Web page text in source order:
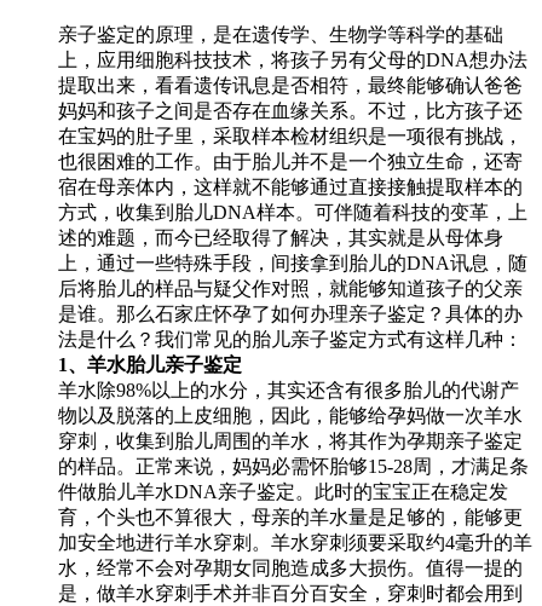
亲子鉴定的原理，是在遗传学、生物学等科学的基础
上，应用细胞科技技术，将孩子另有父母的DNA想办法
提取出来，看看遗传讯息是否相符，最终能够确认爸爸
妈妈和孩子之间是否存在血缘关系。不过，比方孩子还
在宝妈的肚子里，采取样本检材组织是一项很有挑战，
也很困难的工作。由于胎儿并不是一个独立生命，还寄
宿在母亲体内，这样就不能够通过直接接触提取样本的
方式，收集到胎儿DNA样本。可伴随着科技的变革，上
述的难题，而今已经取得了解决，其实就是从母体身
上，通过一些特殊手段，间接拿到胎儿的DNA讯息，随
后将胎儿的样品与疑父作对照，就能够知道孩子的父亲
是谁。那么石家庄怀孕了如何办理亲子鉴定？具体的办
法是什么？我们常见的胎儿亲子鉴定方式有这样几种：
1、羊水胎儿亲子鉴定
羊水除98%以上的水分，其实还含有很多胎儿的代谢产
物以及脱落的上皮细胞，因此，能够给孕妈做一次羊水
穿刺，收集到胎儿周围的羊水，将其作为孕期亲子鉴定
的样品。正常来说，妈妈必需怀胎够15-28周，才满足条
件做胎儿羊水DNA亲子鉴定。此时的宝宝正在稳定发
育，个头也不算很大，母亲的羊水量是足够的，能够更
加安全地进行羊水穿刺。羊水穿刺须要采取约4毫升的羊
水，经常不会对孕期女同胞造成多大损伤。值得一提的
是，做羊水穿刺手术并非百分百安全，穿刺时都会用到